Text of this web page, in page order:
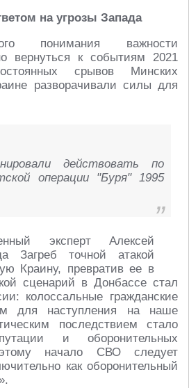
на угрозы Запада
понимания важности
вернуться к событиям 2021
срывов Минских
разворачивали силы для
действовать по
операции "Буря" 1995
эксперт Алексей
Загреб точной атакой
Краину, превратив ее в
сценарий в Донбассе стал
колоссальные гражданские
для наступления на наше
последствием стало
и оборонительных
начало СВО следует
как оборонительный